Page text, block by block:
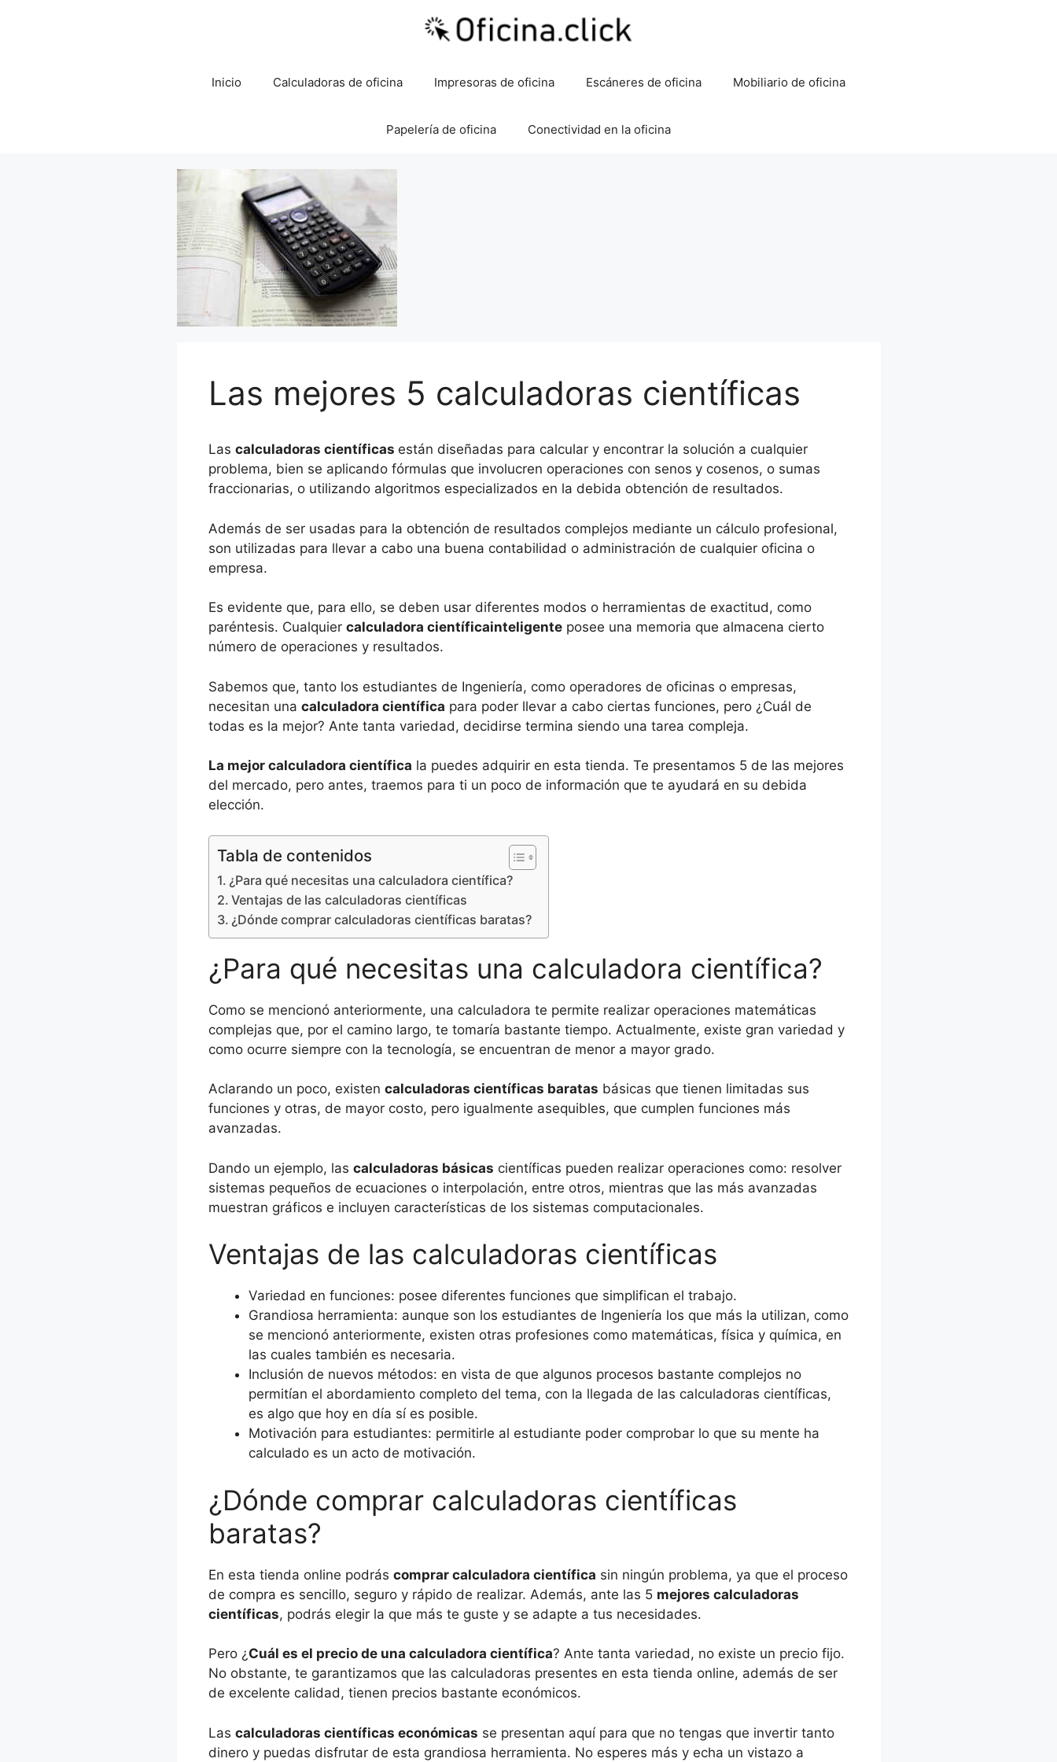
Inicio Calculadoras de oficina Impresoras de oficina Escáneres de oficina Mobiliario de oficina
Papelería de oficina Conectividad en la oficina
Las mejores 5 calculadoras científicas
Las calculadoras científicas están diseñadas para calcular y encontrar la solución a cualquier
problema, bien se aplicando fórmulas que involucren operaciones con senos y cosenos, o sumas
fraccionarias, o utilizando algoritmos especializados en la debida obtención de resultados.
Además de ser usadas para la obtención de resultados complejos mediante un cálculo profesional,
son utilizadas para llevar a cabo una buena contabilidad o administración de cualquier oficina o
empresa.
Es evidente que, para ello, se deben usar diferentes modos o herramientas de exactitud, como
paréntesis. Cualquier calculadora científicainteligenteposee una memoria que almacena cierto
número de operaciones y resultados.
Sabemos que, tanto los estudiantes de Ingeniería, como operadores de oficinas o empresas,
necesitan una calculadora científica para poder llevar a cabo ciertas funciones, pero ¿Cuál de
todas es la mejor? Ante tanta variedad, decidirse termina siendo una tarea compleja.
La mejor calculadora científica la puedes adquirir en esta tienda. Te presentamos 5 de las mejores
del mercado, pero antes, traemos para ti un poco de información que te ayudará en su debida
elección.
Tabla de contenidos
¿Para qué necesitas una calculadora científica?
Ventajas de las calculadoras científicas
¿Dónde comprar calculadoras científicas baratas?
¿Para qué necesitas una calculadora científica?
Como se mencionó anteriormente, una calculadora te permite realizar operaciones matemáticas
complejas que, por el camino largo, te tomaría bastante tiempo. Actualmente, existe gran variedad y
como ocurre siempre con la tecnología, se encuentran de menor a mayor grado.
Aclarando un poco, existen calculadoras científicas baratas básicas que tienen limitadas sus
funciones y otras, de mayor costo, pero igualmente asequibles, que cumplen funciones más
avanzadas.
Dando un ejemplo, las calculadoras básicas científicas pueden realizar operaciones como: resolver
sistemas pequeños de ecuaciones o interpolación, entre otros, mientras que las más avanzadas
muestran gráficos e incluyen características de los sistemas computacionales.
Ventajas de las calculadoras científicas
Variedad en funciones: posee diferentes funciones que simplifican el trabajo.
Grandiosa herramienta: aunque son los estudiantes de Ingeniería los que más la utilizan, como
se mencionó anteriormente, existen otras profesiones como matemáticas, física y química, en
las cuales también es necesaria.
Inclusión de nuevos métodos: en vista de que algunos procesos bastante complejos no
permitían el abordamiento completo del tema, con la llegada de las calculadoras científicas,
es algo que hoy en día sí es posible.
Motivación para estudiantes: permitirle al estudiante poder comprobar lo que su mente ha
calculado es un acto de motivación.
¿Dónde comprar calculadoras científicas
baratas?
En esta tienda online podrás comprar calculadora científica sin ningún problema, ya que el proceso
de compra es sencillo, seguro y rápido de realizar. Además, ante las 5 mejores calculadoras
científicas, podrás elegir la que más te guste y se adapte a tus necesidades.
Pero ¿ Cuál es el precio de una calculadora científica? Ante tanta variedad, no existe un precio fijo.
No obstante, te garantizamos que las calculadoras presentes en esta tienda online, además de ser
de excelente calidad, tienen precios bastante económicos.
Las calculadoras científicas económicas se presentan aquí para que no tengas que invertir tanto
dinero y puedas disfrutar de esta grandiosa herramienta. No esperes más y echa un vistazo a